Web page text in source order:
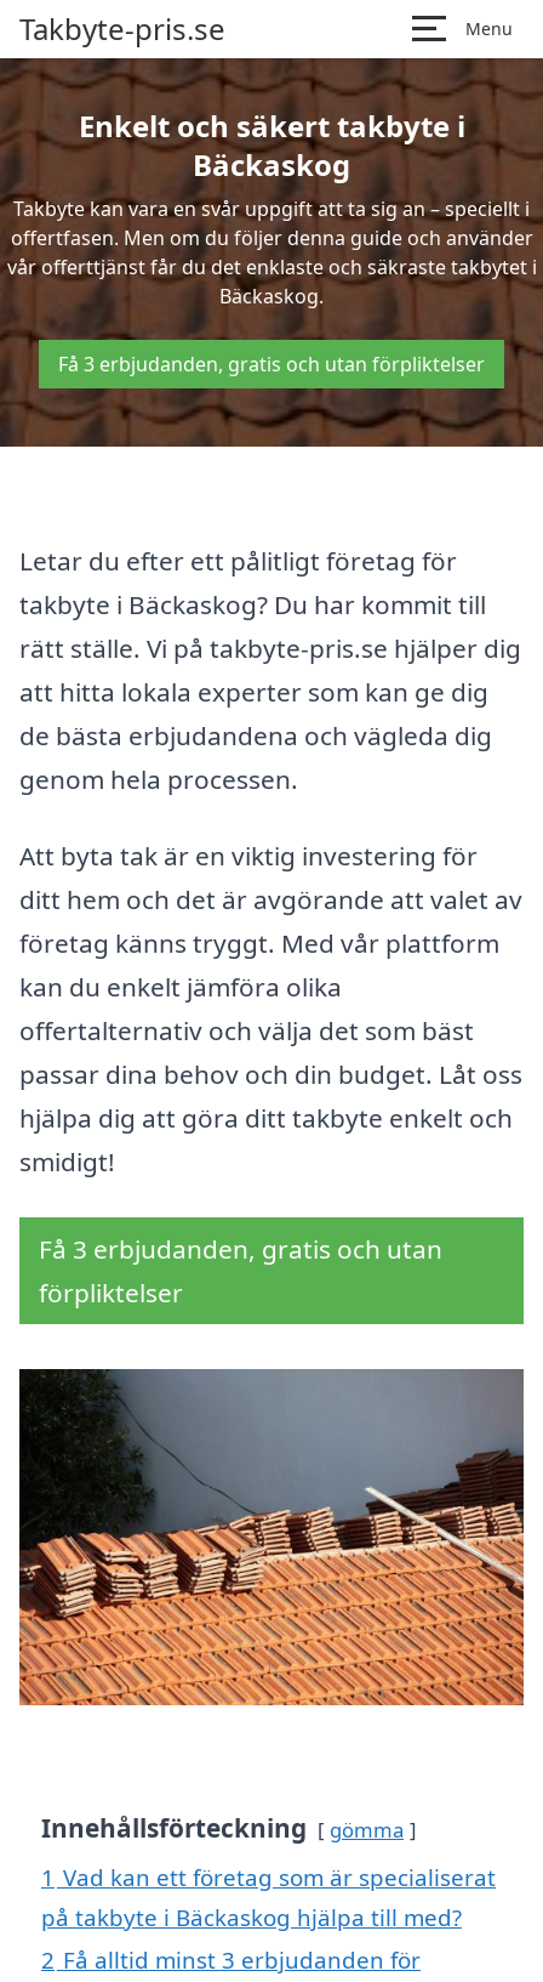
Takbyte-pris.se Menu
Enkelt och säkert takbyte i
Bäckaskog
Takbyte kan vara en svår uppgift att ta sig an – speciellt i
offertfasen. Men om du följer denna guide och använder
vår offerttjänst får du det enklaste och säkraste takbytet i
Bäckaskog.
Få 3 erbjudanden, gratis och utan förpliktelser
Letar du efter ett pålitligt företag för
takbyte i Bäckaskog? Du har kommit till
rätt ställe. Vi på takbyte-pris.se hjälper dig
att hitta lokala experter som kan ge dig
de bästa erbjudandena och vägleda dig
genom hela processen.
Att byta tak är en viktig investering för
ditt hem och det är avgörande att valet av
företag känns tryggt. Med vår plattform
kan du enkelt jämföra olika
offertalternativ och välja det som bäst
passar dina behov och din budget. Låt oss
hjälpa dig att göra ditt takbyte enkelt och
smidigt!
Få 3 erbjudanden, gratis och utan
förpliktelser
Innehållsförteckning gömma
1 Vad kan ett företag som är specialiserat
på takbyte i Bäckaskog hjälpa till med?
2 Få alltid minst 3 erbjudanden för